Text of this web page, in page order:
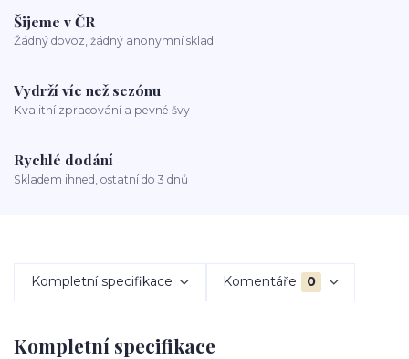
Šijeme v ČR
Žádný dovoz, žádný anonymní sklad
Vydrží víc než sezónu
Kvalitní zpracování a pevné švy
Rychlé dodání
Skladem ihned, ostatní do 3 dnů
Kompletní specifikace Komentáře 0
Kompletní specifikace